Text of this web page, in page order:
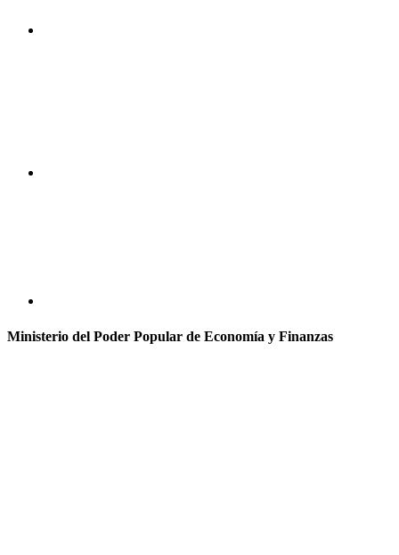
Ministerio del Poder Popular de Economía y Finanzas